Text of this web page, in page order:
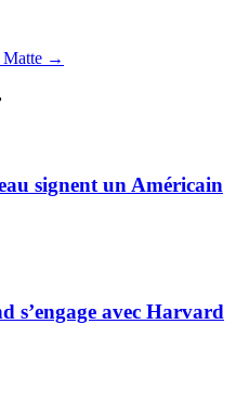
Matte →
signent un Américain
s’engage avec Harvard